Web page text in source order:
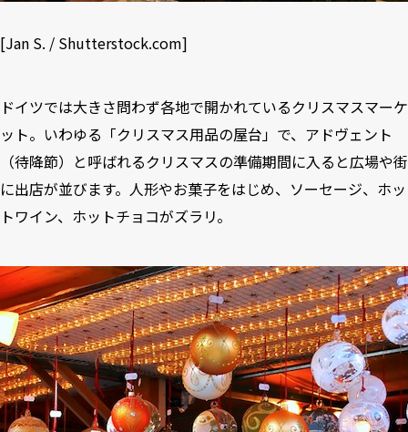
[Jan S. / Shutterstock.com]
ドイツでは大きさ問わず各地で開かれているクリスマスマーケ
ット。いわゆる「クリスマス用品の屋台」で、アドヴェント
（待降節）と呼ばれるクリスマスの準備期間に入ると広場や街
に出店が並びます。人形やお菓子をはじめ、ソーセージ、ホッ
トワイン、ホットチョコがズラリ。